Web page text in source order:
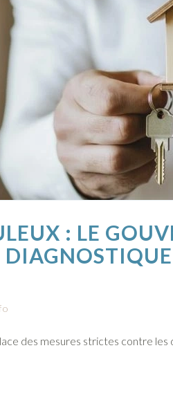
: LE
des mesures strictes contre